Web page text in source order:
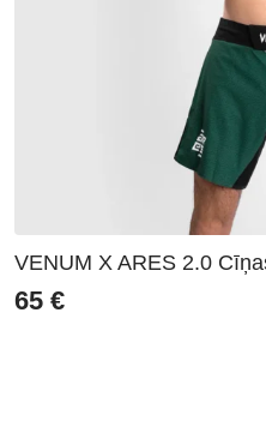
VENUM X ARES 2.0
65 €